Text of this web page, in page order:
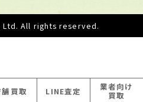
All rights reserved.
買取 LINE査定 業者向け
買取